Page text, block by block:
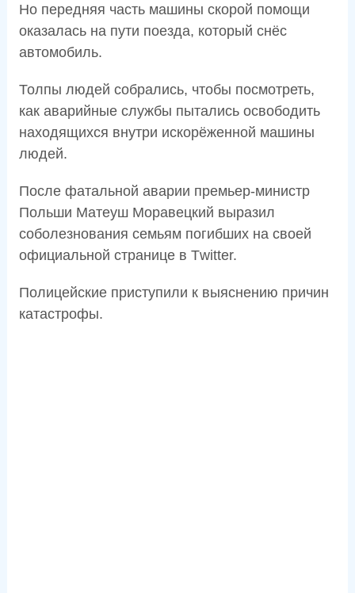
Но передняя часть машины скорой помощи
оказалась на пути поезда, который снёс
автомобиль.
Толпы людей собрались, чтобы посмотреть,
как аварийные службы пытались освободить
находящихся внутри искорёженной машины
людей.
После фатальной аварии премьер-министр
Польши Матеуш Моравецкий выразил
соболезнования семьям погибших на своей
официальной странице в Тwittеr.
Полицейские приступили к выяснению причин
катастрофы.